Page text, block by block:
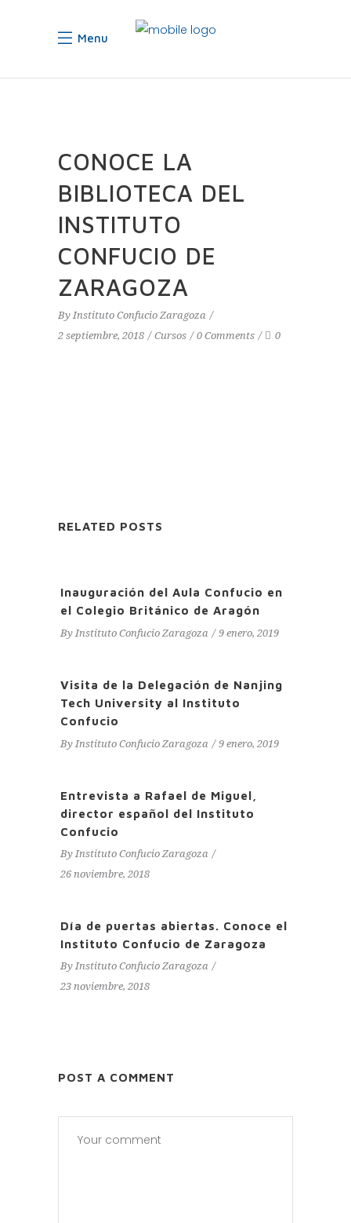
Menu
CONOCE LA
BIBLIOTECA DEL
INSTITUTO
CONFUCIO DE
ZARAGOZA
By Instituto Confucio Zaragoza
2 septiembre, 2018
Cursos 0 Comments 0
RELATED POSTS
Inauguración del Aula Confucio en
el Colegio Británico de Aragón
By Instituto Confucio Zaragoza 9 enero, 2019
Visita de la Delegación de Nanjing
Tech University al Instituto
Confucio
By Instituto Confucio Zaragoza 9 enero, 2019
Entrevista a Rafael de Miguel,
director español del Instituto
Confucio
By Instituto Confucio Zaragoza
26 noviembre, 2018
Día de puertas abiertas. Conoce el
Instituto Confucio de Zaragoza
By Instituto Confucio Zaragoza
23 noviembre, 2018
POST A COMMENT